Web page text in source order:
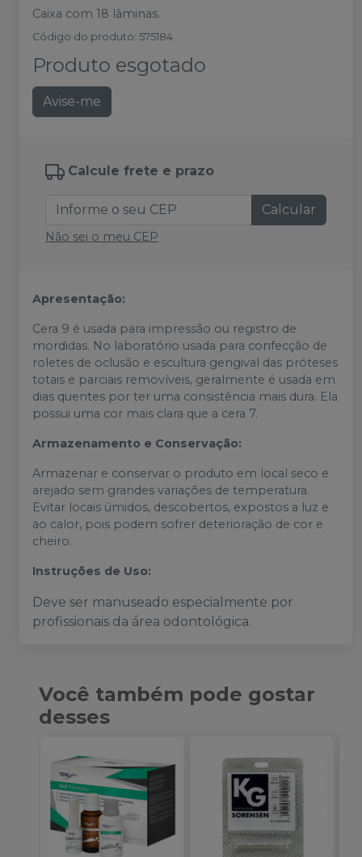
Caixa com 18 lâminas.
Código do produto: 575184
Produto esgotado
Avise-me
Calcule frete e prazo
Calcular
Não sei o meu CEP
Apresentação:
Cera 9 é usada para impressão ou registro de
mordidas. No laboratório usada para confecção de
roletes de oclusão e escultura gengival das próteses
totais e parciais removíveis, geralmente é usada em
dias quentes por ter uma consistência mais dura. Ela
possui uma cor mais clara que a cera 7.
Armazenamento e Conservação:
Armazenar e conservar o produto em local seco e
arejado sem grandes variações de temperatura.
Evitar locais úmidos, descobertos, expostos a luz e
ao calor, pois podem sofrer deterioração de cor e
cheiro.
Instruções de Uso:
Deve ser manuseado especialmente por
profissionais da área odontológica.
Você também pode gostar
desses